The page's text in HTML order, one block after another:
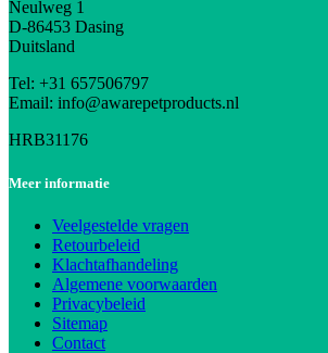
Neulweg 1
D-86453 Dasing
Duitsland
Tel: +31 657506797
Email: info@awarepetproducts.nl
HRB31176
Meer informatie
Veelgestelde vragen
Retourbeleid
Klachtafhandeling
Algemene voorwaarden
Privacybeleid
Sitemap
Contact